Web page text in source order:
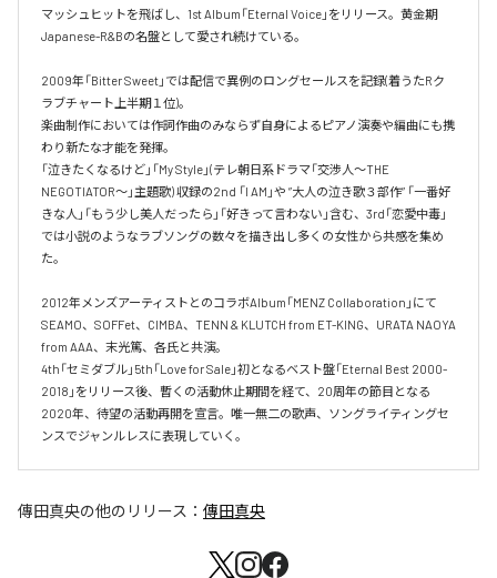
マッシュヒットを飛ばし、1st Album「Eternal Voice」をリリース。黄金期
Japanese-R&Bの名盤として愛され続けている。
2009年「Bitter Sweet」では配信で異例のロングセールスを記録(着うたRク
ラブチャート上半期１位)。
楽曲制作においては作詞作曲のみならず自身によるピアノ演奏や編曲にも携
わり新たな才能を発揮。
「泣きたくなるけど」「My Style」(テレ朝日系ドラマ「交渉人～THE
NEGOTIATOR～」主題歌) 収録の2nd 「I AM」や ”大人の泣き歌３部作” 「一番好
きな人」「もう少し美人だったら」「好きって言わない」含む、3rd「恋愛中毒」
では小説のようなラブソングの数々を描き出し多くの女性から共感を集め
た。
2012年メンズアーティストとのコラボAlbum「MENZ Collaboration」にて
SEAMO、SOFFet、CIMBA、TENN & KLUTCH from ET-KING、URATA NAOYA
from AAA、末光篤、各氏と共演。
4th「セミダブル」5th「Love for Sale」初となるベスト盤「Eternal Best 2000-
2018」をリリース後、暫くの活動休止期間を経て、20周年の節目となる
2020年、待望の活動再開を宣言。唯一無二の歌声、ソングライティングセ
ンスでジャンルレスに表現していく。
傳田真央の他のリリース： 傳田真央